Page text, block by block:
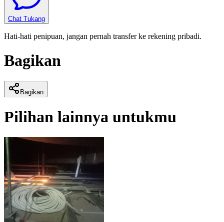
Chat Tukang
Hati-hati penipuan, jangan pernah transfer ke rekening pribadi.
Bagikan
Bagikan
Pilihan lainnya untukmu